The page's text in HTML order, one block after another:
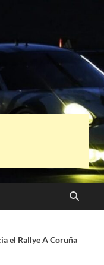
punto
el Rallye A Coruña